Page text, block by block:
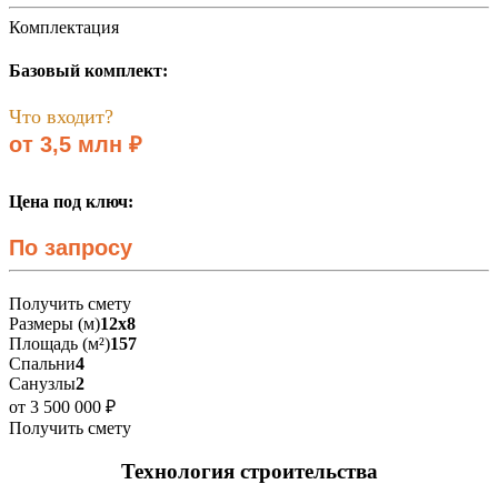
Комплектация
Базовый комплект:
Что входит?
от 3,5 млн ₽
Цена под ключ:
По запросу
Получить смету
Размеры (м)12х8
Площадь (м²)157
Спальни4
Санузлы2
от 3 500 000 ₽
Получить смету
Технология строительства